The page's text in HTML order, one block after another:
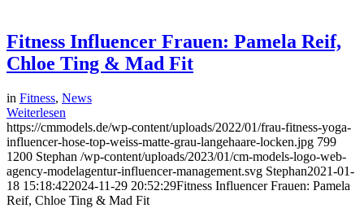
Fitness Influencer Frauen: Pamela Reif,
Chloe Ting & Mad Fit
in Fitness, News
Weiterlesen
https://cmmodels.de/wp-content/uploads/2022/01/frau-fitness-yoga-
influencer-hose-top-weiss-matte-grau-langehaare-locken.jpg 799
1200 Stephan /wp-content/uploads/2023/01/cm-models-logo-web-
agency-modelagentur-influencer-management.svg Stephan2021-01-
18 15:18:422024-11-29 20:52:29Fitness Influencer Frauen: Pamela
Reif, Chloe Ting & Mad Fit